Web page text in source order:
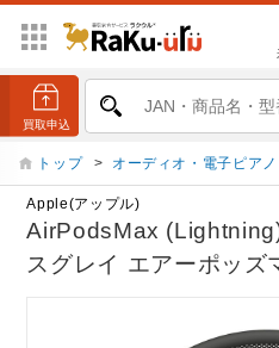
トップ > オーディオ・電子ピアノ
Apple(アップル)
AirPodsMax
スグレイ エアーポッズ